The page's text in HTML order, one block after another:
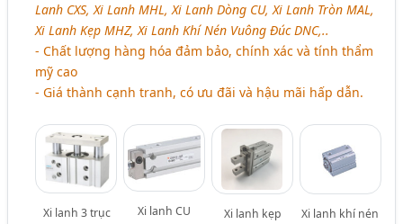
Lanh CXS, Xi Lanh MHL, Xi Lanh Dòng CU, Xi Lanh Tròn MAL,
Xi Lanh Kẹp MHZ, Xi Lanh Khí Nén Vuông Đúc DNC,..
- Chất lượng hàng hóa đảm bảo, chính xác và tính thẩm
mỹ cao
- Giá thành cạnh tranh, có ưu đãi và hậu mãi hấp dẫn.
Xi lanh 3 trục
Xi lanh CU
Xi lanh kẹp
Xi lanh khí nén